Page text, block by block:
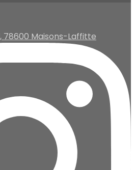
78600 Maisons-Laffitte